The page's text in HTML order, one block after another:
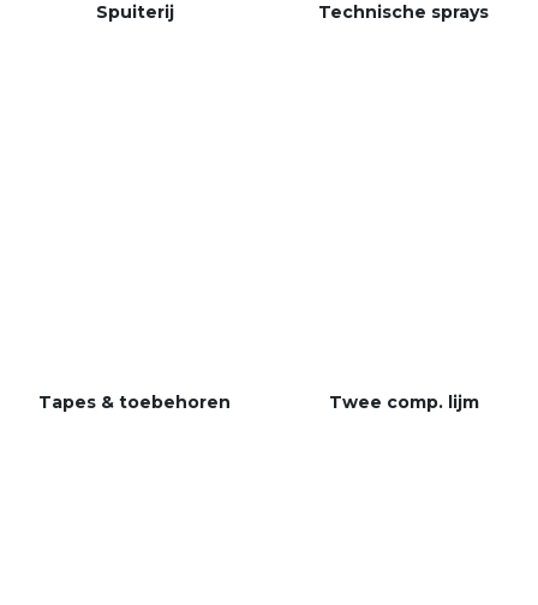
Spuiterij Technische sprays
Tapes & toebehoren Twee comp. lijm